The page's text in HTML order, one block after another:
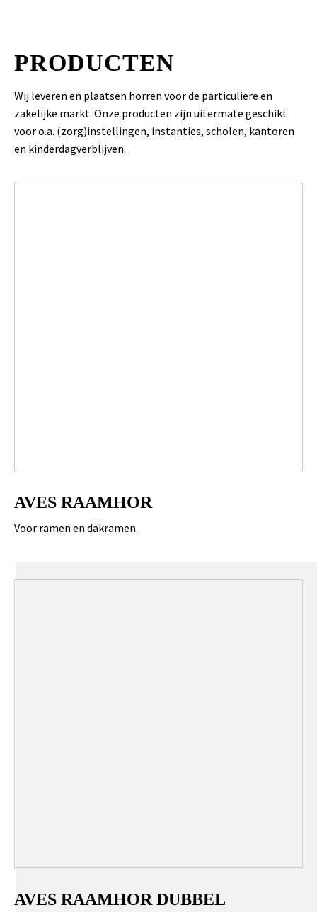
PRODUCTEN
Wij leveren en plaatsen horren voor de particuliere en
zakelijke markt. Onze producten zijn uitermate geschikt
voor o.a. (zorg)instellingen, instanties, scholen, kantoren
en kinderdagverblijven.
AVES RAAMHOR
Voor ramen en dakramen.
AVES RAAMHOR DUBBEL